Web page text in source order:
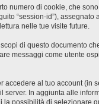
numero di cookie, che
“session-id”),
nelle tue visite future.
di questo documento
come utente
al tuo account
In aggiunta alle
possibilità di